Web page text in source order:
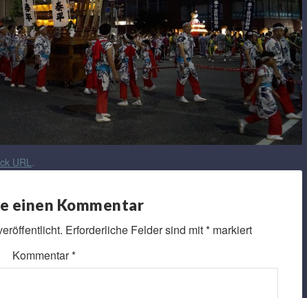
URL.
einen Kommentar
Erforderliche Felder sind mit*markiert
Kommentar*